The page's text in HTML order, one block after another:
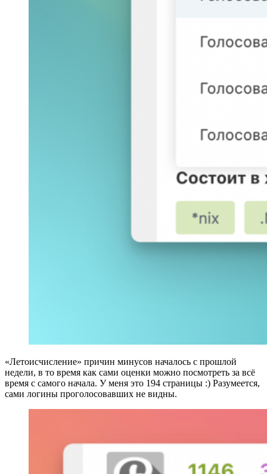
«Летоисчисление» причин минусов началось с прошлой
недели, в то время как сами оценки можно посмотреть за всё
время с самого начала. У меня это 194 страницы :) Разумеется,
сами логины проголосовавших не видны.